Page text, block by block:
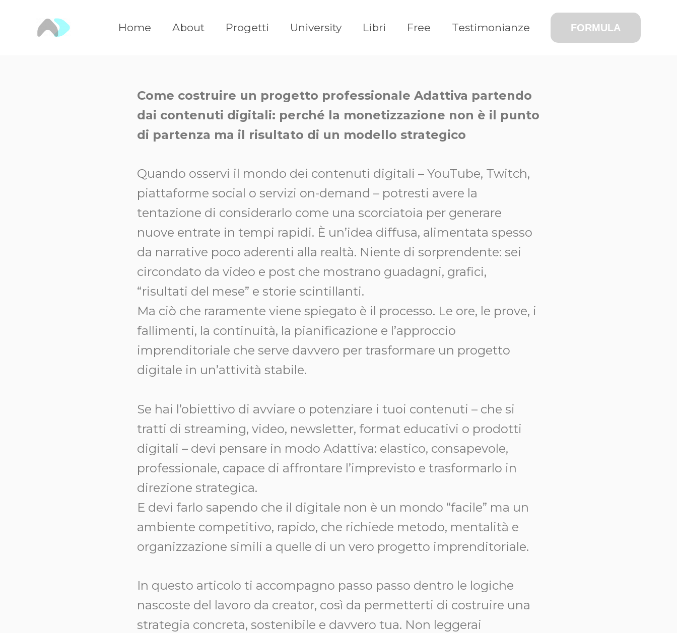
Home About Progetti University Libri Free Testimonianze FORMULA
Come costruire un progetto professionale Adattiva partendo
dai contenuti digitali: perché la monetizzazione non è il punto
di partenza ma il risultato di un modello strategico
Quando osservi il mondo dei contenuti digitali – YouTube, Twitch,
piattaforme social o servizi on-demand – potresti avere la
tentazione di considerarlo come una scorciatoia per generare
nuove entrate in tempi rapidi. È un’idea diffusa, alimentata spesso
da narrative poco aderenti alla realtà. Niente di sorprendente: sei
circondato da video e post che mostrano guadagni, grafici,
“risultati del mese” e storie scintillanti.
Ma ciò che raramente viene spiegato è il processo. Le ore, le prove, i
fallimenti, la continuità, la pianificazione e l’approccio
imprenditoriale che serve davvero per trasformare un progetto
digitale in un’attività stabile.
Se hai l’obiettivo di avviare o potenziare i tuoi contenuti – che si
tratti di streaming, video, newsletter, format educativi o prodotti
digitali – devi pensare in modo Adattiva: elastico, consapevole,
professionale, capace di affrontare l’imprevisto e trasformarlo in
direzione strategica.
E devi farlo sapendo che il digitale non è un mondo “facile” ma un
ambiente competitivo, rapido, che richiede metodo, mentalità e
organizzazione simili a quelle di un vero progetto imprenditoriale.
In questo articolo ti accompagno passo passo dentro le logiche
nascoste del lavoro da creator, così da permetterti di costruire una
strategia concreta, sostenibile e davvero tua. Non leggerai